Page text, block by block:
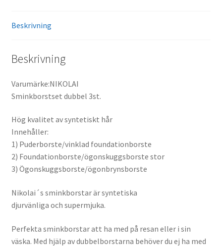
Beskrivning
Beskrivning
Varumärke:NIKOLAI
Sminkborstset dubbel 3st.
Hög kvalitet av syntetiskt hår
Innehåller:
1) Puderborste/vinklad foundationborste
2) Foundationborste/ögonskuggsborste stor
3) Ögonskuggsborste/ögonbrynsborste
Nikolai´s sminkborstar är syntetiska
djurvänliga och supermjuka.
Perfekta sminkborstar att ha med på resan eller i sin
väska. Med hjälp av dubbelborstarna behöver du ej ha med